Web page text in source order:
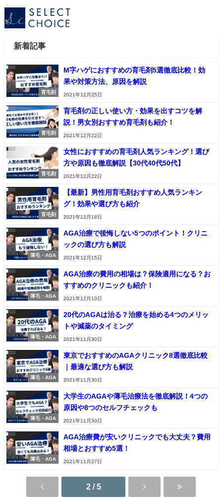
新着記事
育毛剤
M字ハゲにおすすめの育毛剤5選徹底比較！効
果や対策方法、原因を解説
2021年12月25日
育毛剤
育毛剤の正しい使い方・効果を出すコツを解
説！男女別おすすめ育毛剤も紹介！
2021年12月22日
育毛剤
女性におすすめの育毛剤人気ランキング！選び
方や原因も徹底解説【30代40代50代】
2021年12月22日
育毛剤
【最新】男性用育毛剤おすすめ人気ランキン
グ！効果や選び方も紹介
2021年12月18日
薄毛・AGA
AGA治療で後悔しない5つのポイント！クリニ
ックの選び方も解説
2021年12月15日
薄毛・AGA
AGA治療の費用の相場は？保険適用になる？お
すすめのクリニックも紹介！
2021年12月10日
薄毛・AGA
20代のAGAは治る？治療を始める4つのメリッ
トや減薬のタイミング
2021年11月30日
薄毛・AGA
東京でおすすめのAGAクリニック8選徹底比較
｜最適な選び方も解説
2021年11月30日
薄毛・AGA
大学生のAGAや薄毛治療法を徹底解説！4つの
原因や8つのセルフチェックも
2021年11月30日
薄毛・AGA
AGA治療費が安いクリニックでも大丈夫？費用
相場とおすすめ5選！
2021年11月27日
2 / 5